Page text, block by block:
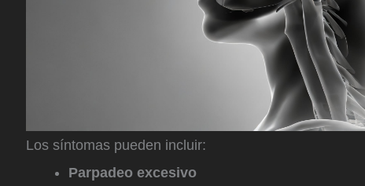
Los síntomas pueden incluir:
Parpadeo excesivo